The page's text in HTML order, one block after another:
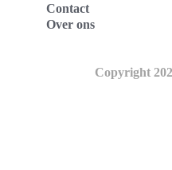
Contact
Over ons
Copyright